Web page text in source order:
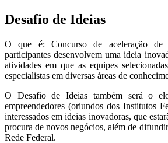
Desafio de Ideias
O que é: Concurso de aceleração de
participantes desenvolvem uma ideia
atividades em que as equipes
especialistas em diversas áreas de
O Desafio de Ideias também será o
empreendedores (oriundos dos Institutos
interessados em ideias inovadoras, que
procura de novos negócios, além de
Rede Federal.